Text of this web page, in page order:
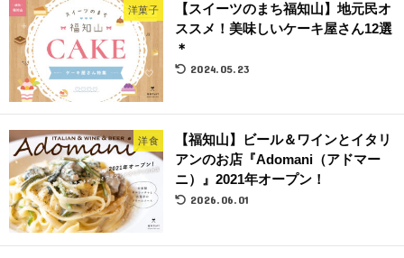
洋菓子
【スイーツのまち福知山】地元民オ
ススメ！美味しいケーキ屋さん12選
＊
2024.05.23
洋食
【福知山】ビール＆ワインとイタリ
アンのお店『Adomani（アドマー
ニ）』2021年オープン！
2026.06.01